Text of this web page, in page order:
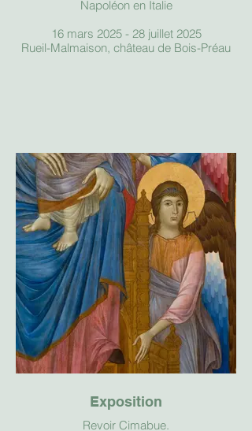
Napoléon en Italie
16 mars 2025 - 28 juillet 2025
Rueil-Malmaison, château de Bois-Préau
Exposition
Revoir Cimabue.